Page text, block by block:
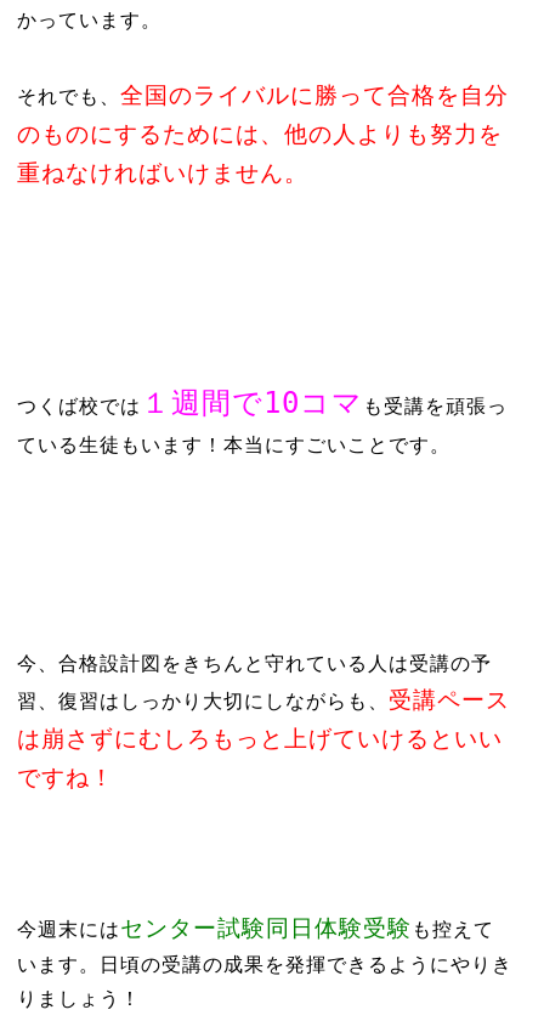
かっています。
それでも、 全国のライバルに勝って合格を自分
のものにするためには、他の人よりも努力を
重ねなければいけません。
つくば校では １週間で10コマ も受講を頑張っ
ている生徒もいます！本当にすごいことです。
今、合格設計図をきちんと守れている人は受講の予
習、復習はしっかり大切にしながらも、 受講ペース
は崩さずにむしろもっと上げていけるといい
ですね！
今週末にはセンター試験同日体験受験 も控えて
います。日頃の受講の成果を発揮できるようにやりき
りましょう！